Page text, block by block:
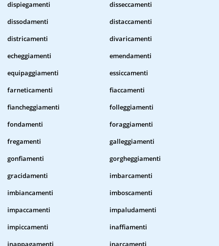
dispiegamenti
disseccamenti
dissodamenti
distaccamenti
districamenti
divaricamenti
echeggiamenti
emendamenti
equipaggiamenti
essiccamenti
farneticamenti
fiaccamenti
fiancheggiamenti
folleggiamenti
fondamenti
foraggiamenti
fregamenti
galleggiamenti
gonfiamenti
gorgheggiamenti
gracidamenti
imbarcamenti
imbiancamenti
imboscamenti
impaccamenti
impaludamenti
impiccamenti
inaffiamenti
inappagamenti
inarcamenti